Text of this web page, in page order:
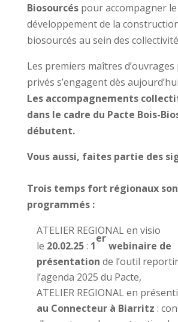
Biosourcéspour accompagner le
développement de la
biosourcés au sein des
Les premiers maîtres
privés s’engagent dès
Les accompagnements
dans le cadre du Pacte Bois-
débutent.
Vous aussi, faites partie des
Trois temps fort régionaux
programmés :
ATELIER REGIONAL en visio
le 20.02.25: 1
er
webinaire de
présentation de l’outil
l’agenda 2025 du Pacte,
ATELIER REGIONAL en
au Connecteur à Biarritz :